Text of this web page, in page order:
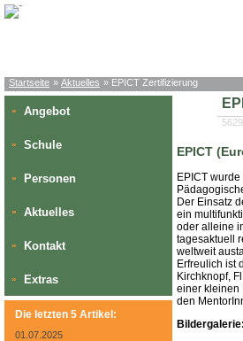
Startseite » Aktuelles » EPICT Zertifizierung
» Angebot
» Schule
» Personen
» Aktuelles
» Kontakt
» Extras
Die letzten 5 Artikel:
01.07.2025
EPICT
EPICT
Der Einsatz
ein
oder alleine
tagesaktuell
weltweit
Erfreulich ist
Kirchknopf,
einer kleinen
den
Bildergalerie: